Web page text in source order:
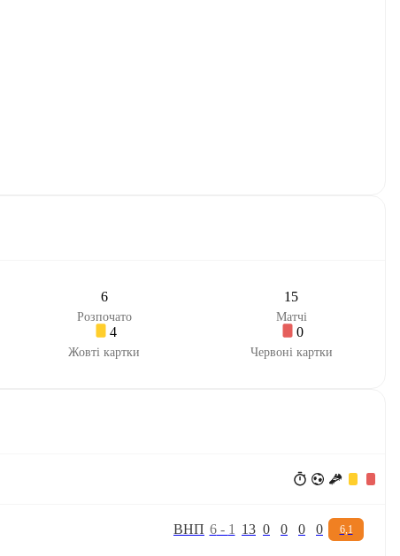
6
Розпочато
15
Матчі
4
Жовті картки
0
Червоні картки
ВНП 6- 1 13 0 0 0 0 6,1